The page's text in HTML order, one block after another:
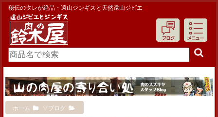
秘伝のタレが絶品・遠山ジンギスと天然遠山ジビエ
ホーム ▽ブログ